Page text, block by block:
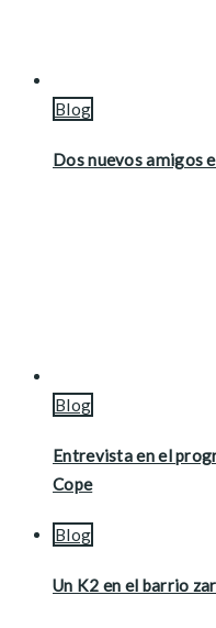
Blog
Dos nuevos amigos
Blog
Entrevista en el
Cope
Blog
Un K2 en el barrio